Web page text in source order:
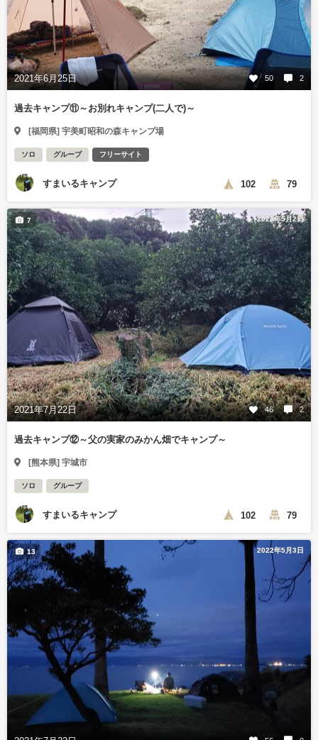
2021年6月25日 50 2
過去キャンプ⑪～お別れキャンプ(二人で)～
[福岡県] 宇美町昭和の森キャンプ場
ソロ グループ フリーサイト
すまいるキャンプ 102 79
2022年5月2日
2021年7月22日 46 2
7
過去キャンプ⑫～父の実家のみかん畑でキャンプ～
[熊本県] 宇城市
ソロ グループ
すまいるキャンプ 102 79
2022年5月3日
13